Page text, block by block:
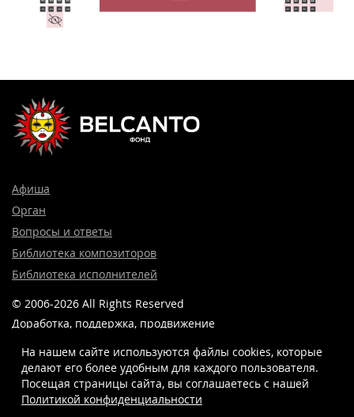
Афиша
Орган
Вопросы и ответы
Библиотека композиторов
Библиотека исполнителей
© 2006-2026 All Rights Reserved
Доработка, поддержка, продвижение
8 (499) 923-22-78
На нашем сайте используются файлы cookies, которые
делают его более удобным для каждого пользователя.
Посещая страницы сайта, вы соглашаетесь c нашей
Политикой конфиденциальности